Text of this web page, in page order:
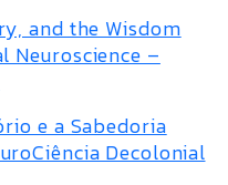
and the Wisdom
Neuroscience –
e a Sabedoria
Decolonial